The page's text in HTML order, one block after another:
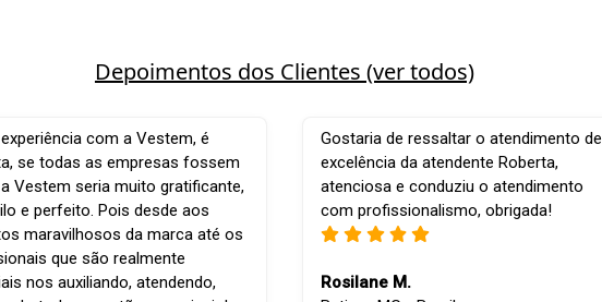
Depoimentos dos Clientes (ver todos)
com a Vestem, é
se todas as empresas fossem
Vestem seria muito gratificante,
e perfeito. Pois desde aos
maravilhosos da marca até os
que são realmente
nos auxiliando, atendendo,
Gostaria de ressaltar o atendimento de
excelência da atendente Roberta,
atenciosa e conduziu o atendimento
com profissionalismo, obrigada!
Rosilane M.